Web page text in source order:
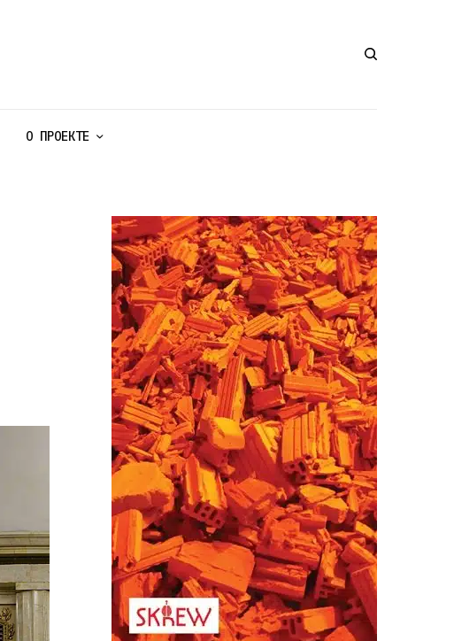
О ПРОЕКТЕ